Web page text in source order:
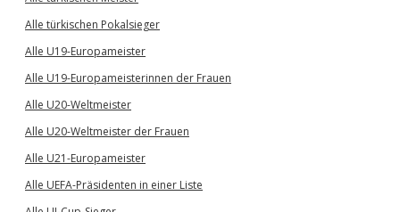
Alle türkischen Pokalsieger
Alle U19-Europameister
Alle U19-Europameisterinnen der Frauen
Alle U20-Weltmeister
Alle U20-Weltmeister der Frauen
Alle U21-Europameister
Alle UEFA-Präsidenten in einer Liste